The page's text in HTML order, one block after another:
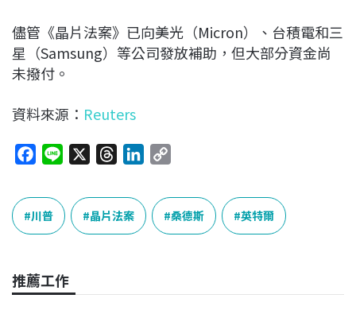
儘管《晶片法案》已向美光（Micron）、台積電和三
星（Samsung）等公司發放補助，但大部分資金尚
未撥付。
資料來源： Reuters
c
e
b
o
k
e
r
e
a
k
n
p
y
L
k
川普 晶片法案 桑德斯 英特爾
推薦工作